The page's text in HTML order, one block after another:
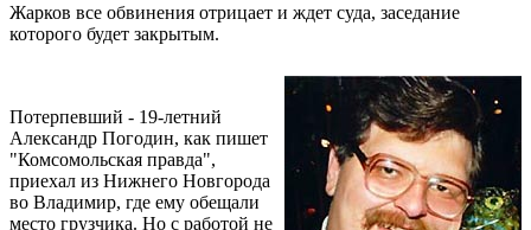
Жарков все обвинения отрицает и ждет суда, заседание
которого будет закрытым.
Потерпевший - 19-летний
Александр Погодин, как пишет
"Комсомольская правда",
приехал из Нижнего Новгорода
во Владимир, где ему обещали
место грузчика. Но с работой не